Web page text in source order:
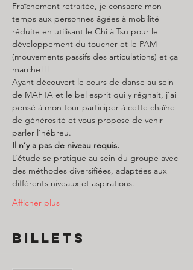
Fraîchement retraitée, je consacre mon
temps aux personnes âgées à mobilité
réduite en utilisant le Chi à Tsu pour le
développement du toucher et le PAM
(mouvements passifs des articulations) et ça
marche!!!
Ayant découvert le cours de danse au sein
de MAFTA et le bel esprit qui y régnait, j’ai
pensé à mon tour participer à cette chaîne
de générosité et vous propose de venir
parler l’hébreu.
Il n’y a pas de niveau requis.
L’étude se pratique au sein du groupe avec
des méthodes diversifiées, adaptées aux
différents niveaux et aspirations.
Afficher plus
Billets